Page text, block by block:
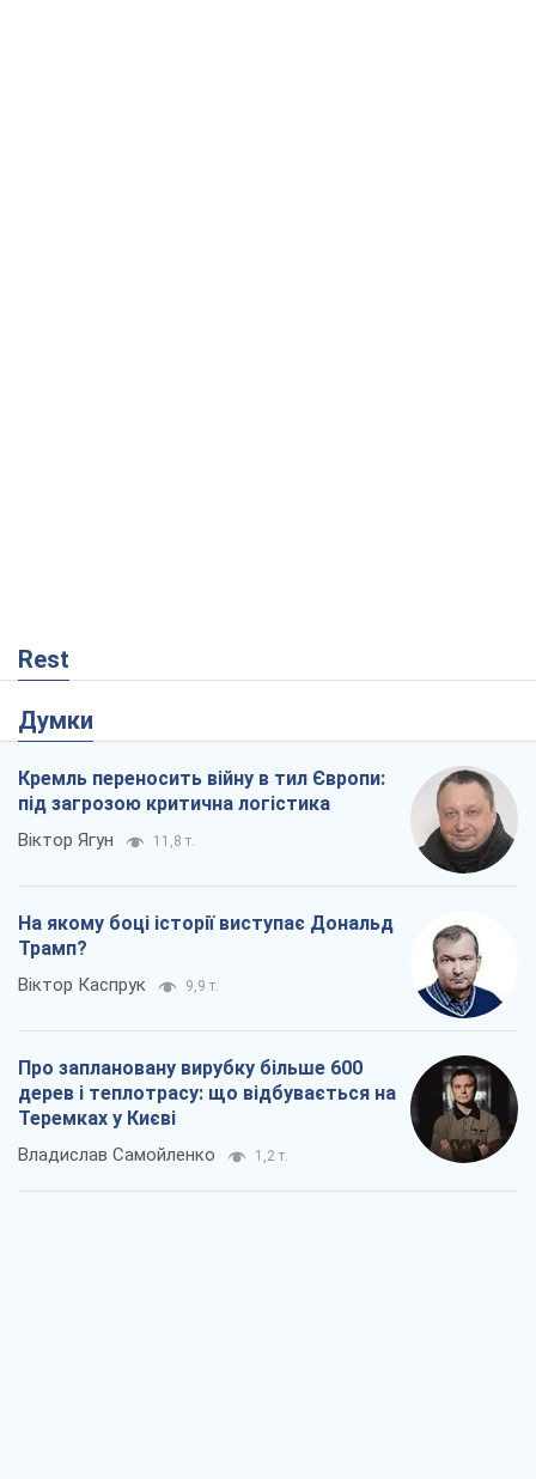
Rest
Думки
Кремль переносить війну в тил Європи:
під загрозою критична логістика
Віктор Ягун 11,8 т.
На якому боці історії виступає Дональд
Трамп?
Віктор Каспрук 9,9 т.
Про заплановану вирубку більше 600
дерев і теплотрасу: що відбувається на
Теремках у Києві
Владислав Самойленко 1,2 т.